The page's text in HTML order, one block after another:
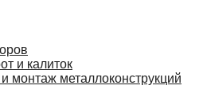
и калиток
монтаж металлоконструкций